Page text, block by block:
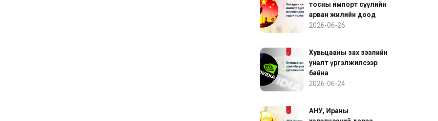
тосны импорт сүүлийн
арван жилийн доод
түвшинд хүрэх төлөвтэй
2026-06-26
Хувьцааны зах зээлийн
уналт үргэлжилсээр
байна
2026-06-24
АНУ, Ираны